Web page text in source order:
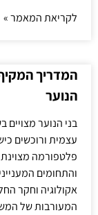
לקריאת המאמר »
המדריך המקיף
הנוער
בני הנוער
עצמית ורוכשים
פלטפורמה
והתחומים
אקולוגיה וחקר
המעורבות של